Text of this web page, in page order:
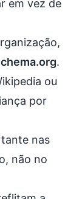
em vez de
.
ou
por
nas
não no